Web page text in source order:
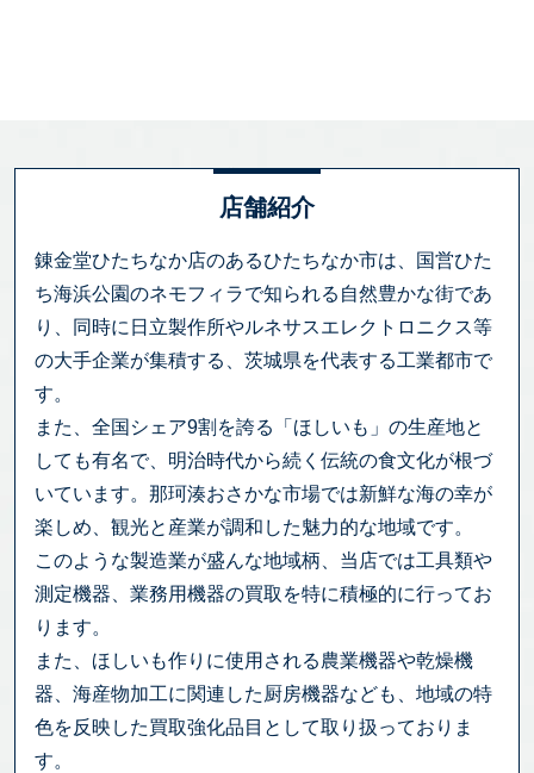
店舗紹介
錬金堂ひたちなか店のあるひたちなか市は、国営ひた
ち海浜公園のネモフィラで知られる自然豊かな街であ
り、同時に日立製作所やルネサスエレクトロニクス等
の大手企業が集積する、茨城県を代表する工業都市で
す。
また、全国シェア9割を誇る「ほしいも」の生産地と
しても有名で、明治時代から続く伝統の食文化が根づ
いています。那珂湊おさかな市場では新鮮な海の幸が
楽しめ、観光と産業が調和した魅力的な地域です。
このような製造業が盛んな地域柄、当店では工具類や
測定機器、業務用機器の買取を特に積極的に行ってお
ります。
また、ほしいも作りに使用される農業機器や乾燥機
器、海産物加工に関連した厨房機器なども、地域の特
色を反映した買取強化品目として取り扱っておりま
す。